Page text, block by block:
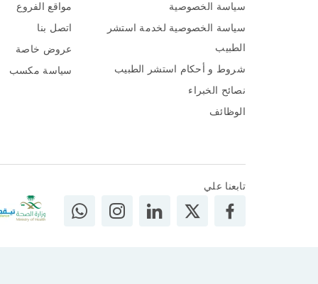
سياسة الخصوصية
سياسة الخصوصية لخدمة استشر
الطبيب
شروط و أحكام استشر الطبيب
نصائح الخبراء
الوظائف
مواقع الفروع
اتصل بنا
عروض خاصة
سياسة مكسب
تابعنا علي